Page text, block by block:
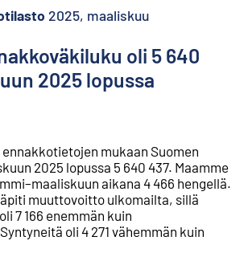
2025, maaliskuu
oli 5 640
2025 lopussa
mukaan Suomen
2025 lopussa 5 640 437. Maamme
aikana 4 466 hengellä.
muuttovoitto ulkomailta, sillä
7 166 enemmän kuin
oli 4 271 vähemmän kuin